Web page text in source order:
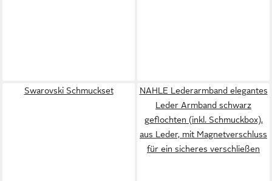
Swarovski Schmuckset
NAHLE Lederarmband elegantes
Leder Armband schwarz
geflochten (inkl. Schmuckbox),
aus Leder, mit Magnetverschluss
für ein sicheres verschließen